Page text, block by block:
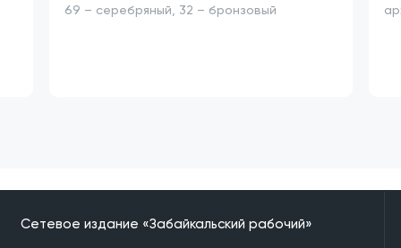
69 – серебряный, 32 – бронзовый
Сетевое издание «Забайкальский рабочий»